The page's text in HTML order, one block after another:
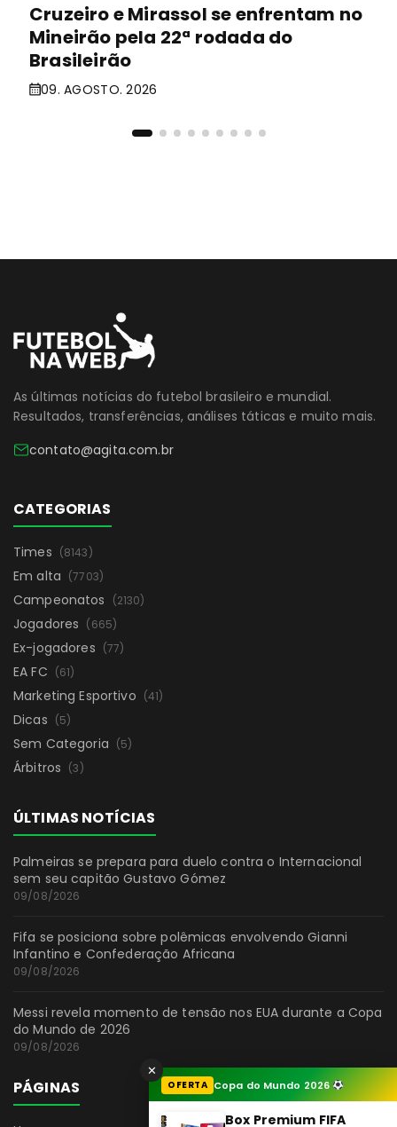
Cruzeiro e Mirassol se enfrentam no
Mineirão pela 22ª rodada do
Brasileirão
09. AGOSTO. 2026
✕
OFERTA Copa do Mundo 2026
Box Premium FIFA
As últimas notícias do futebol brasileiro e mundial.
Resultados, transferências, análises táticas e muito mais.
contato@agita.com.br
CATEGORIAS
Times (8143)
Em alta (7703)
Campeonatos (2130)
Jogadores (665)
Ex-jogadores (77)
EA FC (61)
Marketing Esportivo (41)
Dicas (5)
Sem Categoria (5)
Árbitros (3)
ÚLTIMAS NOTÍCIAS
Palmeiras se prepara para duelo contra o Internacional
sem seu capitão Gustavo Gómez
09/08/2026
Fifa se posiciona sobre polêmicas envolvendo Gianni
Infantino e Confederação Africana
09/08/2026
Messi revela momento de tensão nos EUA durante a Copa
do Mundo de 2026
09/08/2026
PÁGINAS